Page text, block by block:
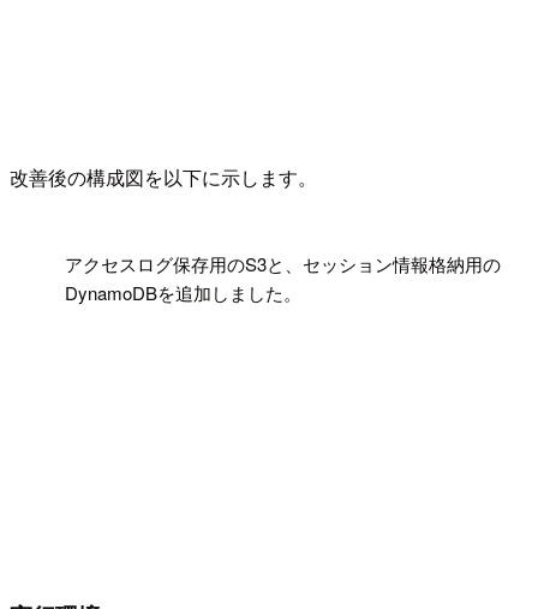
改善後の構成図を以下に示します。
アクセスログ保存用のS3と、セッション情報格納用の
DynamoDBを追加しました。